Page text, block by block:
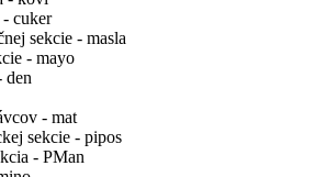
cuker
sekcie - masla
- mayo
den
- mat
sekcie - pipos
- PMan